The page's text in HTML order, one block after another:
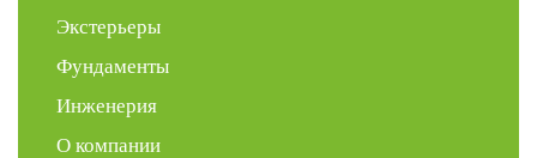
Экстерьеры
Фундаменты
Инженерия
О компании